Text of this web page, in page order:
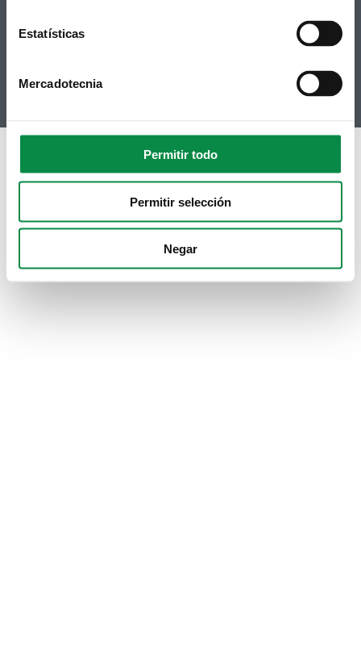
Estatísticas
Mercadotecnia
Permitir todo
Permitir selección
Negar
RSS
Instagram